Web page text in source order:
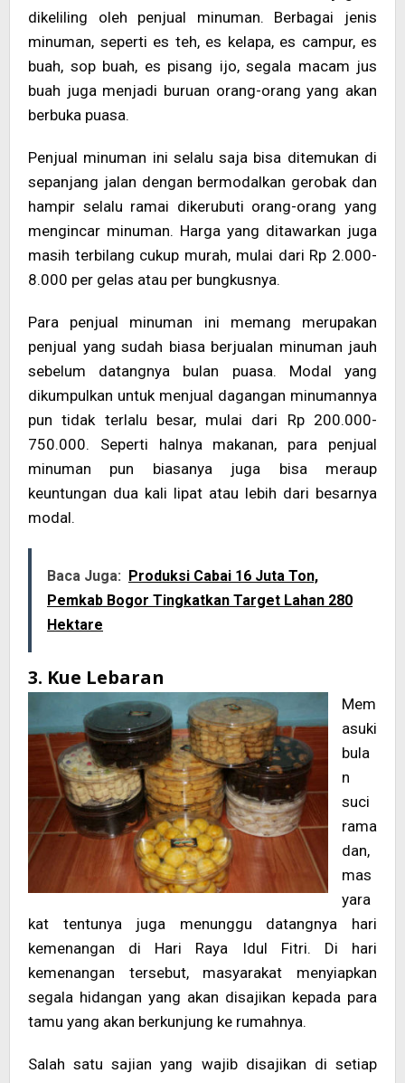
dikeliling oleh penjual minuman. Berbagai jenis
minuman, seperti es teh, es kelapa, es campur, es
buah, sop buah, es pisang ijo, segala macam jus
buah juga menjadi buruan orang-orang yang akan
berbuka puasa.
Penjual minuman ini selalu saja bisa ditemukan di
sepanjang jalan dengan bermodalkan gerobak dan
hampir selalu ramai dikerubuti orang-orang yang
mengincar minuman. Harga yang ditawarkan juga
masih terbilang cukup murah, mulai dari Rp 2.000-
8.000 per gelas atau per bungkusnya.
Para penjual minuman ini memang merupakan
penjual yang sudah biasa berjualan minuman jauh
sebelum datangnya bulan puasa. Modal yang
dikumpulkan untuk menjual dagangan minumannya
pun tidak terlalu besar, mulai dari Rp 200.000-
750.000. Seperti halnya makanan, para penjual
minuman pun biasanya juga bisa meraup
keuntungan dua kali lipat atau lebih dari besarnya
modal.
Baca Juga: Produksi Cabai 16 Juta Ton,
Pemkab Bogor Tingkatkan Target Lahan 280
Hektare
3. Kue Lebaran
Mem
asuki
bula
n
suci
rama
dan,
mas
yara
kat tentunya juga menunggu datangnya hari
kemenangan di Hari Raya Idul Fitri. Di hari
kemenangan tersebut, masyarakat menyiapkan
segala hidangan yang akan disajikan kepada para
tamu yang akan berkunjung ke rumahnya.
Salah satu sajian yang wajib disajikan di setiap